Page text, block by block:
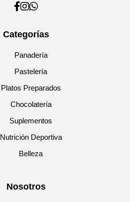
Categorías
Panadería
Pastelería
Platos Preparados
Chocolatería
Suplementos
Nutrición Deportiva
Belleza
Nosotros